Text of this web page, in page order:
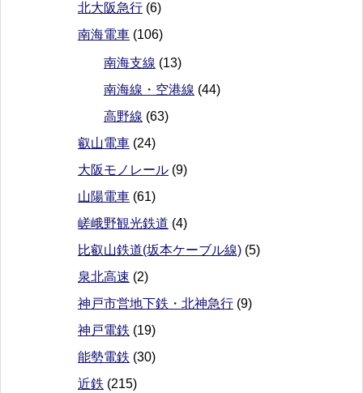
北大阪急行 (6)
南海電車 (106)
南海支線 (13)
南海線・空港線 (44)
高野線 (63)
叡山電車 (24)
大阪モノレール (9)
山陽電車 (61)
嵯峨野観光鉄道 (4)
比叡山鉄道(坂本ケーブル線) (5)
泉北高速 (2)
神戸市営地下鉄・北神急行 (9)
神戸電鉄 (19)
能勢電鉄 (30)
近鉄 (215)